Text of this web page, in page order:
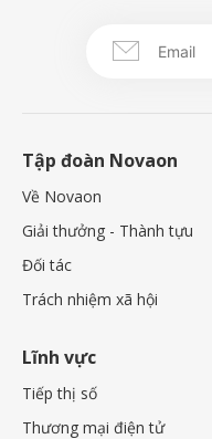
Tập đoàn Novaon
Về Novaon
Giải thưởng - Thành tựu
Đối tác
Trách nhiệm xã hội
Lĩnh vực
Tiếp thị số
Thương mại điện tử